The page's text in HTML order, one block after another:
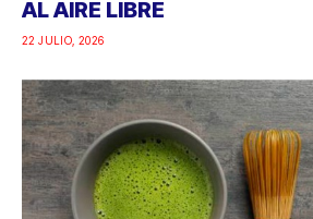
AL AIRE LIBRE
22 JULIO, 2026